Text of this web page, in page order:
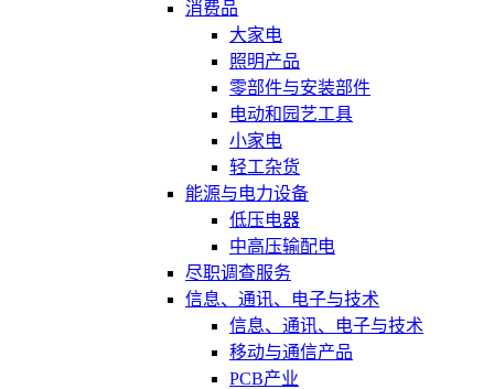
消费品
大家电
照明产品
零部件与安装部件
电动和园艺工具
小家电
轻工杂货
能源与电力设备
低压电器
中高压输配电
尽职调查服务
信息、通讯、电子与技术
信息、通讯、电子与技术
移动与通信产品
PCB产业